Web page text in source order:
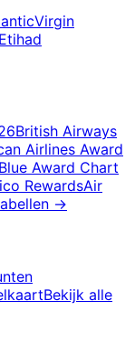
Virgin
Etihad
British Airways
Airlines Award
Award Chart
RewardsAir
→
Bekijk alle